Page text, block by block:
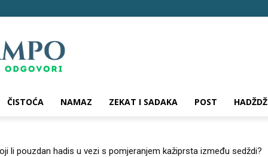
ČISTOĆA NAMAZ ZEKAT I SADAKA POST HADŽDŽ
li pouzdan hadis u vezi s pomjeranjem kažiprsta između sedždi?